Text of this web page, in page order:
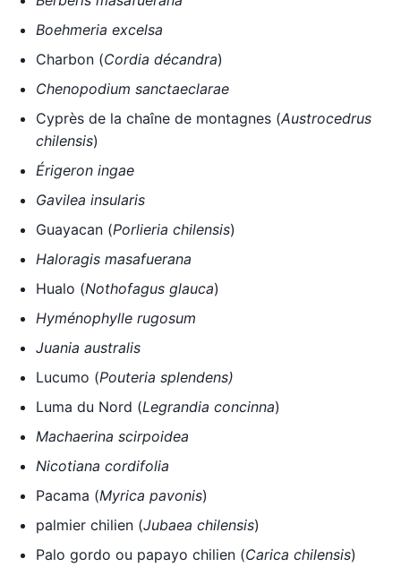
Boehmeria excelsa
Charbon (Cordia décandra)
Chenopodium sanctaeclarae
Cyprès de la chaîne de montagnes (Austrocedrus
chilensis)
Érigeron ingae
Gavilea insularis
Guayacan (Porlieria chilensis)
Haloragis masafuerana
Hualo (Nothofagus glauca)
Hyménophylle rugosum
Juania australis
Lucumo (Pouteria splendens)
Luma du Nord (Legrandia concinna)
Machaerina scirpoidea
Nicotiana cordifolia
Pacama (Myrica pavonis)
palmier chilien (Jubaea chilensis)
Palo gordo ou papayo chilien (Carica chilensis)